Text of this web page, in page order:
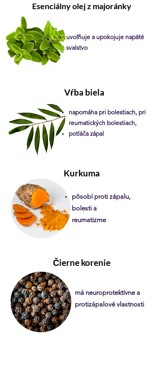
Esenciálny olej z majoránky
uvoľňuje a upokojuje napäté
svalstvo
Vŕba biela
napomáha pri bolestiach, pri
reumatických bolestiach,
potláča zápal
Kurkuma
pôsobí proti zápalu,
bolesti a
reumatizme
Čierne korenie
má neuroprotektívne a
protizápalové vlastnosti